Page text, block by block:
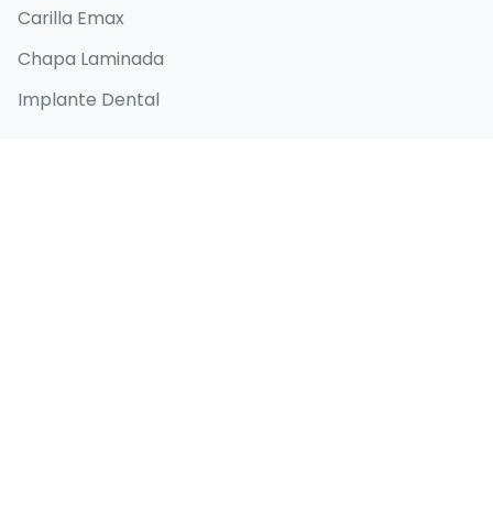
Carilla Emax
Chapa Laminada
Implante Dental